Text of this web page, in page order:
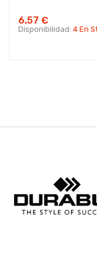
6,57 €
Disponibilidad: 4 En